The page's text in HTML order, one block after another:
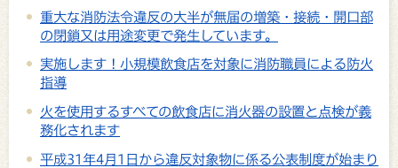
重大な消防法令違反の大半が無届の増築・接続・開口部
の閉鎖又は用途変更で発生しています。
実施します！小規模飲食店を対象に消防職員による防火
指導
火を使用するすべての飲食店に消火器の設置と点検が義
務化されます
平成31年4月1日から違反対象物に係る公表制度が始まり